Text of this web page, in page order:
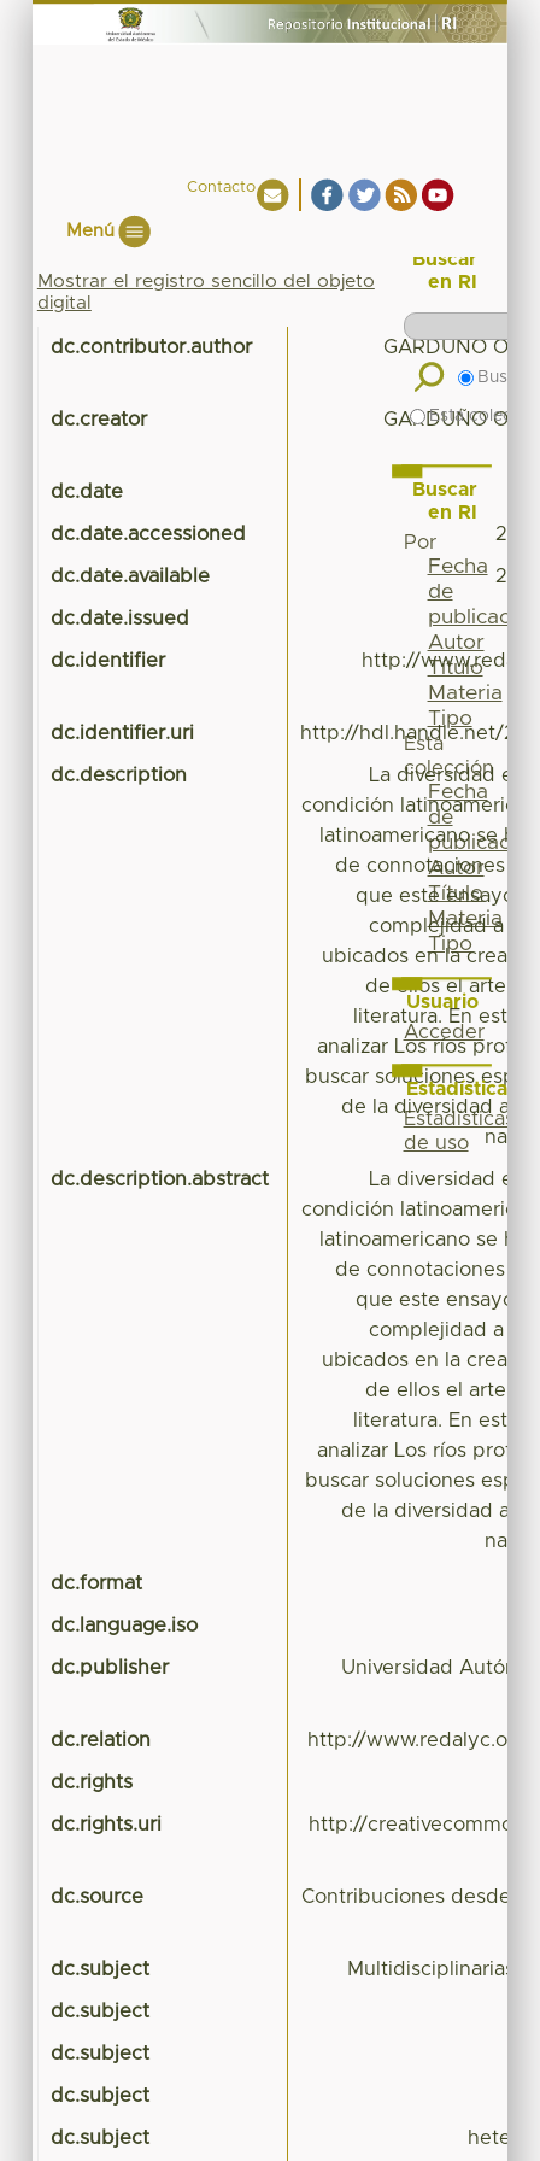
Contacto
Menú
Mostrar el registro sencillo del objeto
digital
dc.contributor.author GARDUÑO
dc.creator
GARDUÑO
dc.date
dc.date.accessioned
dc.date.available
dc.date.issued
dc.identifier http://
dc.identifier.uri http://hdl.handle.net/
dc.description
La diversidad
condición
latinoamericano se ha
de connotaciones
que este ensayo
complejidad a
ubicados en la
de ellos el arte,
literatura. En este
analizar Los ríos
buscar soluciones
de la diversidad a
dc.description.abstract
La diversidad
condición
latinoamericano se ha
de connotaciones
que este ensayo
complejidad a
ubicados en la
de ellos el arte,
literatura. En este
analizar Los ríos
buscar soluciones
de la diversidad a
dc.format
dc.language.iso
dc.publisher Universidad
dc.relation http://www.redalyc.org/
dc.rights
dc.rights.uri http://
dc.source Contribuciones desde
dc.subject Multidisciplinarias
dc.subject
dc.subject
dc.subject
dc.subject
Buscar
en RI
Buscar
Esta
Buscar
en RI
Por
Fecha
de
publicación
Autor
Título
Materia
Tipo
Esta
colección
Fecha
de
publicación
Autor
Título
Materia
Tipo
Usuario
Acceder
Estadísticas
Estadísticas
de uso